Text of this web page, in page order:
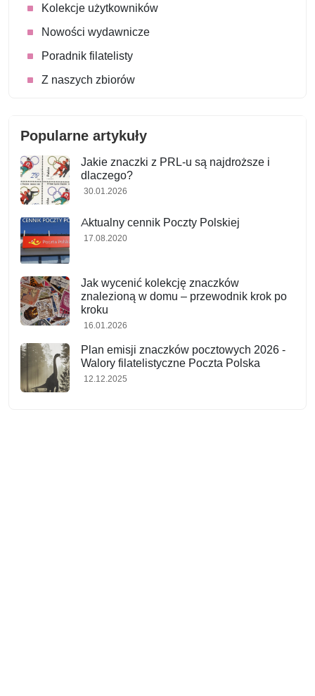
Kolekcje użytkowników
Nowości wydawnicze
Poradnik filatelisty
Z naszych zbiorów
Popularne artykuły
Jakie znaczki z PRL-u są najdroższe i
dlaczego?
30.01.2026
Aktualny cennik Poczty Polskiej
17.08.2020
Jak wycenić kolekcję znaczków
znalezioną w domu – przewodnik krok po
kroku
16.01.2026
Plan emisji znaczków pocztowych 2026 -
Walory filatelistyczne Poczta Polska
12.12.2025